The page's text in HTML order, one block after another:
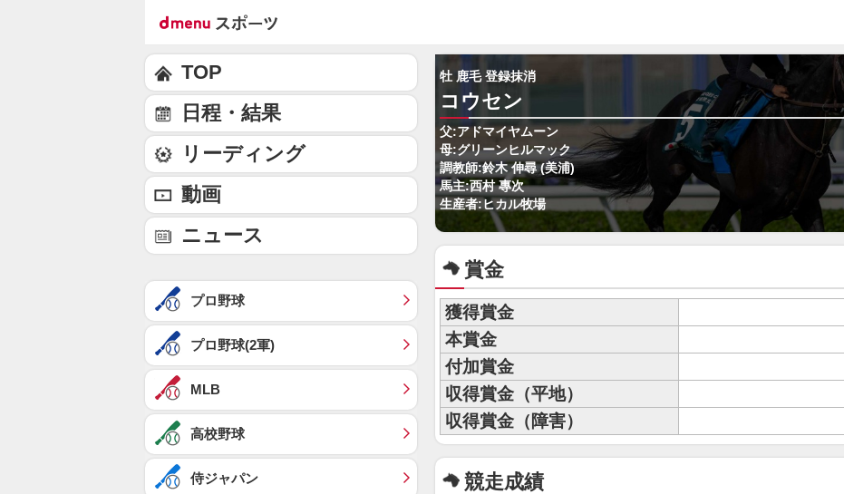
牡 鹿毛 登録抹消
コウセン
父:アドマイヤムーン
母:グリーンヒルマック
調教師:鈴木 伸尋 (美浦)
馬主:西村 專次
生産者:ヒカル牧場
賞金
獲得賞金
本賞金
付加賞金
収得賞金（平地）
収得賞金（障害）
競走成績
TOP
日程・結果
リーディング
動画
ニュース
プロ野球
プロ野球(2軍)
MLB
高校野球
侍ジャパン